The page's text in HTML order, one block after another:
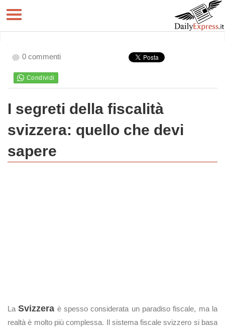
0 commenti
I segreti della fiscalità
svizzera: quello che devi
sapere
LaSvizzera è spesso considerata un paradiso fiscale, ma la
realtà è molto più complessa. Il sistema fiscale svizzero si basa